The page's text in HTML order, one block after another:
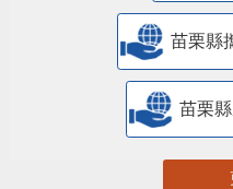
苗栗縣
苗栗